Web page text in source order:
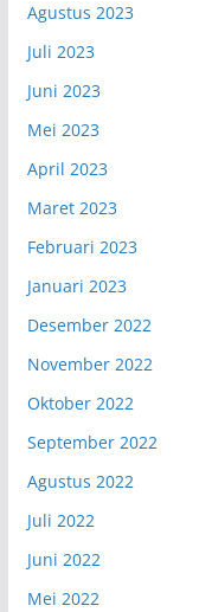
Agustus 2023
Juli 2023
Juni 2023
Mei 2023
April 2023
Maret 2023
Februari 2023
Januari 2023
Desember 2022
November 2022
Oktober 2022
September 2022
Agustus 2022
Juli 2022
Juni 2022
Mei 2022